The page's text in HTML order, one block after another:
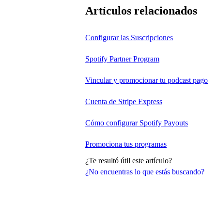
¿No encuentras lo que estás buscando?
Artículos relacionados
Configurar las Suscripciones
Spotify Partner Program
Vincular y promocionar tu podcast pago
Cuenta de Stripe Express
Cómo configurar Spotify Payouts
Promociona tus programas
¿Te resultó útil este artículo?